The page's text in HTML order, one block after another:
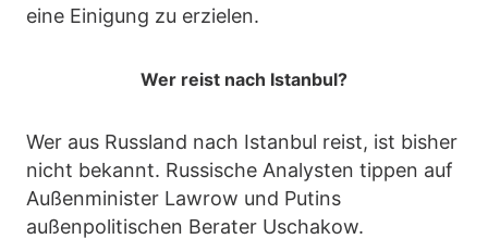
eine Einigung zu erzielen.
Wer reist nach Istanbul?
Wer aus Russland nach Istanbul reist, ist bisher
nicht bekannt. Russische Analysten tippen auf
Außenminister Lawrow und Putins
außenpolitischen Berater Uschakow.